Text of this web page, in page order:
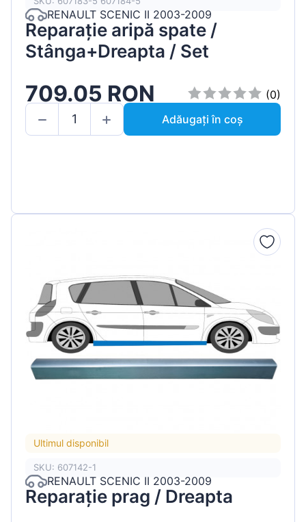
RENAULT SCENIC II 2003-2009
Reparație aripă spate /
Stânga+Dreapta / Set
709.05 RON
(0)
Adăugați în coș
Ultimul disponibil
SKU: 607142-1
RENAULT SCENIC II 2003-2009
Reparație prag / Dreapta